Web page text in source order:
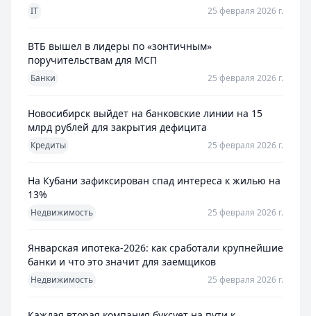
IT 25 февраля 2026 г.
ВТБ вышел в лидеры по «зонтичным»
поручительствам для МСП
Банки 25 февраля 2026 г.
Новосибирск выйдет на банковские линии на 15
млрд рублей для закрытия дефицита
Кредиты 25 февраля 2026 г.
На Кубани зафиксирован спад интереса к жилью на
13%
Недвижимость 25 февраля 2026 г.
Январская ипотека-2026: как сработали крупнейшие
банки и что это значит для заемщиков
Недвижимость 25 февраля 2026 г.